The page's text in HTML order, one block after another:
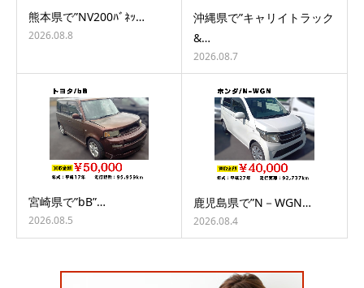
熊本県で”NV200ﾊﾞﾈｯ…
2026.08.8
沖縄県で”キャリイトラック
&…
2026.08.7
宮崎県で”bB”…
2026.08.5
鹿児島県で”N－WGN…
2026.08.4